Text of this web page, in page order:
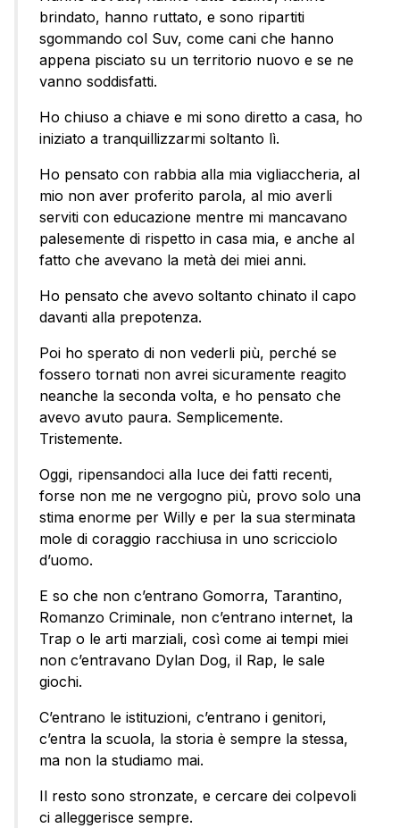
brindato, hanno ruttato, e sono ripartiti
sgommando col Suv, come cani che hanno
appena pisciato su un territorio nuovo e se ne
vanno soddisfatti.
Ho chiuso a chiave e mi sono diretto a casa, ho
iniziato a tranquillizzarmi soltanto lì.
Ho pensato con rabbia alla mia vigliaccheria, al
mio non aver proferito parola, al mio averli
serviti con educazione mentre mi mancavano
palesemente di rispetto in casa mia, e anche al
fatto che avevano la metà dei miei anni.
Ho pensato che avevo soltanto chinato il capo
davanti alla prepotenza.
Poi ho sperato di non vederli più, perché se
fossero tornati non avrei sicuramente reagito
neanche la seconda volta, e ho pensato che
avevo avuto paura. Semplicemente.
Tristemente.
Oggi, ripensandoci alla luce dei fatti recenti,
forse non me ne vergogno più, provo solo una
stima enorme per Willy e per la sua sterminata
mole di coraggio racchiusa in uno scricciolo
d’uomo.
E so che non c’entrano Gomorra, Tarantino,
Romanzo Criminale, non c’entrano internet, la
Trap o le arti marziali, così come ai tempi miei
non c’entravano Dylan Dog, il Rap, le sale
giochi.
C’entrano le istituzioni, c’entrano i genitori,
c’entra la scuola, la storia è sempre la stessa,
ma non la studiamo mai.
Il resto sono stronzate, e cercare dei colpevoli
ci alleggerisce sempre.